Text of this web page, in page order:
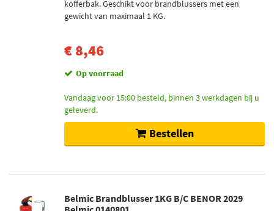
Belmic (7)
Niet op voorraad (2)
kofferbak. Geschikt voor brandblussers met een
gewicht van maximaal 1 KG.
€ 8,46
Op voorraad
Vandaag voor 15:00 besteld, binnen 3 werkdagen bij u
geleverd.
Bestellen
Belmic Brandblusser 1KG B/C BENOR 2029